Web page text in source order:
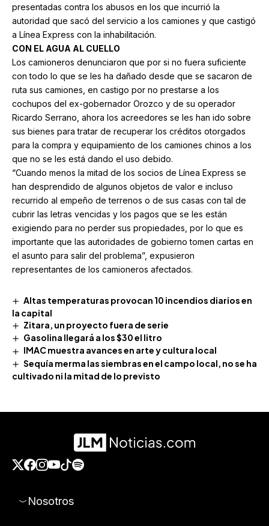
presentadas contra los abusos en los que incurrió la
autoridad que sacó del servicio a los camiones y que castigó
a Línea Express con la inhabilitación.
CON EL AGUA AL CUELLO
Los camioneros denunciaron que por si no fuera suficiente
con todo lo que se les ha dañado desde que se sacaron de
ruta sus camiones, en castigo por no prestarse a los
cochupos del ex-gobernador Orozco y de su operador
Ricardo Serrano, ahora los acreedores se les han ido sobre
sus bienes para tratar de recuperar los créditos otorgados
para la compra y equipamiento de los camiones chinos a los
que no se les está dando el uso debido.
“Cuando menos la mitad de los socios de Línea Express se
han desprendido de algunos objetos de valor e incluso
recurrido al empeño de terrenos o de sus casas con tal de
cubrir las letras vencidas y los pagos que se les están
exigiendo para no perder sus propiedades, por lo que es
importante que las autoridades de gobierno tomen cartas en
el asunto para salir del problema”, expusieron
representantes de los camioneros afectados.
Altas temperaturas provocan 10 incendios diarios en
la capital
Zitara, un proyecto fuera de serie
Gasolina llegará a los $30 el litro
IMAC muestra avances en arte y cultura local
Sequía merma las siembras en el campo local, no se ha
cultivado ni la mitad de lo previsto
Nosotros